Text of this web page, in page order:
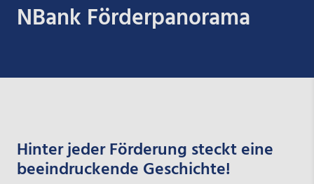
NBank Förderpanorama
Hinter jeder Förderung steckt eine
beeindruckende Geschichte!